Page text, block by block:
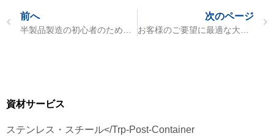
前へ 次のページ
資材サービス
ステンレス・スチール</trp-Post-Container